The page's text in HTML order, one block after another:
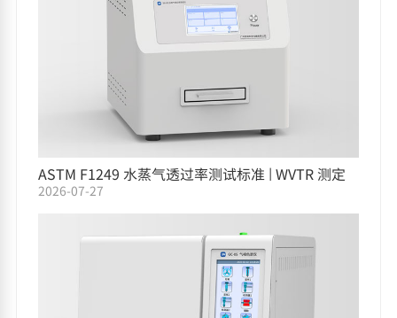
ASTM F1249 水蒸气透过率测试标准 | WVTR 测定
仪选型指南
2026-07-27